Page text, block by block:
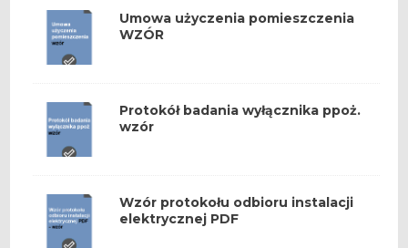
Umowa użyczenia pomieszczenia
WZÓR
Protokół badania wyłącznika ppoż.
wzór
Wzór protokołu odbioru instalacji
elektrycznej PDF